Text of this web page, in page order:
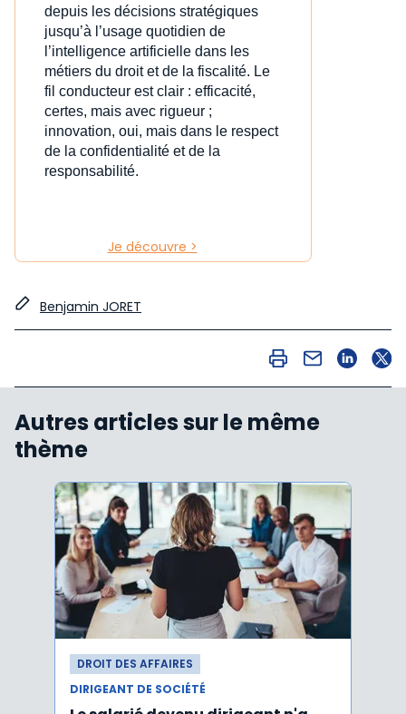
depuis les décisions stratégiques
jusqu’à l’usage quotidien de
l’intelligence artificielle dans les
métiers du droit et de la fiscalité. Le
fil conducteur est clair : efficacité,
certes, mais avec rigueur ;
innovation, oui, mais dans le respect
de la confidentialité et de la
responsabilité.
Je découvre >
Benjamin JORET
Autres articles sur le même
thème
DROIT DES AFFAIRES
DIRIGEANT DE SOCIÉTÉ